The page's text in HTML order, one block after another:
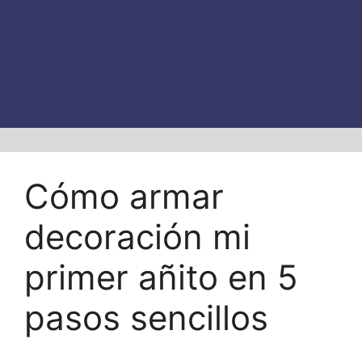
Cómo armar
decoración mi
primer añito en 5
pasos sencillos